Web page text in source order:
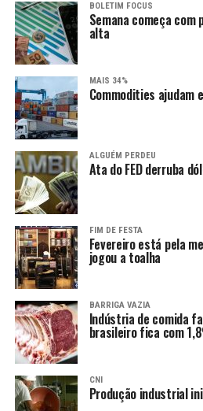
BOLETIM FOCUS
Semana começa
alta
MAIS 34%
Commodities ajudam
ALGUÉM PERDEU
Ata do FED derruba
FIM DE FESTA
Fevereiro está pela
jogou a toalha
BARRIGA VAZIA
Indústria de comida
brasileiro fica com
CNI
Produção industrial